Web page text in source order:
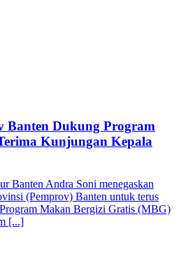
Banten Dukung Program
Kunjungan Kepala
Banten Andra Soni menegaskan
(Pemprov) Banten untuk terus
Makan Bergizi Gratis (MBG)
[...]